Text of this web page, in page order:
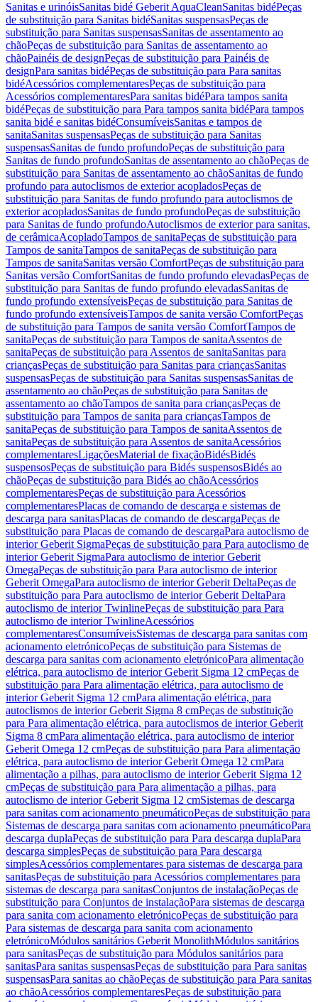
Sanitas e urinóisSanitas bidé Geberit AquaCleanSanitas bidéPeças
de substituição para Sanitas bidéSanitas suspensasPeças de
substituição para Sanitas suspensasSanitas de assentamento ao
chãoPeças de substituição para Sanitas de assentamento ao
chãoPainéis de designPeças de substituição para Painéis de
designPara sanitas bidéPeças de substituição para Para sanitas
bidéAcessórios complementaresPeças de substituição para
Acessórios complementaresPara sanitas bidéPara tampos sanita
bidéPeças de substituição para Para tampos sanita bidéPara tampos
sanita bidé e sanitas bidéConsumíveisSanitas e tampos de
sanitaSanitas suspensasPeças de substituição para Sanitas
suspensasSanitas de fundo profundoPeças de substituição para
Sanitas de fundo profundoSanitas de assentamento ao chãoPeças de
substituição para Sanitas de assentamento ao chãoSanitas de fundo
profundo para autoclismos de exterior acopladosPeças de
substituição para Sanitas de fundo profundo para autoclismos de
exterior acopladosSanitas de fundo profundoPeças de substituição
para Sanitas de fundo profundoAutoclismos de exterior para sanitas,
de cerâmicaAcopladoTampos de sanitaPeças de substituição para
Tampos de sanitaTampos de sanitaPeças de substituição para
Tampos de sanitaSanitas versão ComfortPeças de substituição para
Sanitas versão ComfortSanitas de fundo profundo elevadasPeças de
substituição para Sanitas de fundo profundo elevadasSanitas de
fundo profundo extensíveisPeças de substituição para Sanitas de
fundo profundo extensíveisTampos de sanita versão ComfortPeças
de substituição para Tampos de sanita versão ComfortTampos de
sanitaPeças de substituição para Tampos de sanitaAssentos de
sanitaPeças de substituição para Assentos de sanitaSanitas para
criançasPeças de substituição para Sanitas para criançasSanitas
suspensasPeças de substituição para Sanitas suspensasSanitas de
assentamento ao chãoPeças de substituição para Sanitas de
assentamento ao chãoTampos de sanita para criançasPeças de
substituição para Tampos de sanita para criançasTampos de
sanitaPeças de substituição para Tampos de sanitaAssentos de
sanitaPeças de substituição para Assentos de sanitaAcessórios
complementaresLigaçõesMaterial de fixaçãoBidésBidés
suspensosPeças de substituição para Bidés suspensosBidés ao
chãoPeças de substituição para Bidés ao chãoAcessórios
complementaresPeças de substituição para Acessórios
complementaresPlacas de comando de descarga e sistemas de
descarga para sanitasPlacas de comando de descargaPeças de
substituição para Placas de comando de descargaPara autoclismo de
interior Geberit SigmaPeças de substituição para Para autoclismo de
interior Geberit SigmaPara autoclismo de interior Geberit
OmegaPeças de substituição para Para autoclismo de interior
Geberit OmegaPara autoclismo de interior Geberit DeltaPeças de
substituição para Para autoclismo de interior Geberit DeltaPara
autoclismo de interior TwinlinePeças de substituição para Para
autoclismo de interior TwinlineAcessórios
complementaresConsumíveisSistemas de descarga para sanitas com
acionamento eletrónicoPeças de substituição para Sistemas de
descarga para sanitas com acionamento eletrónicoPara alimentação
elétrica, para autoclismo de interior Geberit Sigma 12 cmPeças de
substituição para Para alimentação elétrica, para autoclismo de
interior Geberit Sigma 12 cmPara alimentação elétrica, para
autoclismos de interior Geberit Sigma 8 cmPeças de substituição
para Para alimentação elétrica, para autoclismos de interior Geberit
Sigma 8 cmPara alimentação elétrica, para autoclismo de interior
Geberit Omega 12 cmPeças de substituição para Para alimentação
elétrica, para autoclismo de interior Geberit Omega 12 cmPara
alimentação a pilhas, para autoclismo de interior Geberit Sigma 12
cmPeças de substituição para Para alimentação a pilhas, para
autoclismo de interior Geberit Sigma 12 cmSistemas de descarga
para sanitas com acionamento pneumáticoPeças de substituição para
Sistemas de descarga para sanitas com acionamento pneumáticoPara
descarga duplaPeças de substituição para Para descarga duplaPara
descarga simplesPeças de substituição para Para descarga
simplesAcessórios complementares para sistemas de descarga para
sanitasPeças de substituição para Acessórios complementares para
sistemas de descarga para sanitasConjuntos de instalaçãoPeças de
substituição para Conjuntos de instalaçãoPara sistemas de descarga
para sanita com acionamento eletrónicoPeças de substituição para
Para sistemas de descarga para sanita com acionamento
eletrónicoMódulos sanitários Geberit MonolithMódulos sanitários
para sanitasPeças de substituição para Módulos sanitários para
sanitasPara sanitas suspensasPeças de substituição para Para sanitas
suspensasPara sanitas ao chãoPeças de substituição para Para sanitas
ao chãoAcessórios complementaresPeças de substituição para